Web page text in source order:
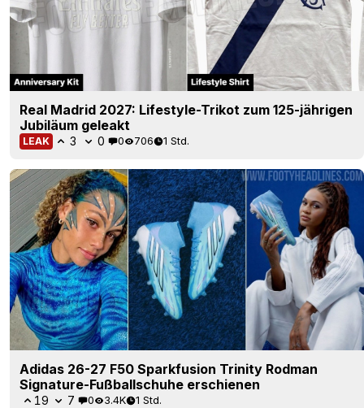
Real Madrid 2027: Lifestyle-Trikot zum 125-jährigen
Jubiläum geleakt
LEAK 3 0 0 706 1 Std.
Adidas 26-27 F50 Sparkfusion Trinity Rodman
Signature-Fußballschuhe erschienen
19 7 0 3.4K 1 Std.